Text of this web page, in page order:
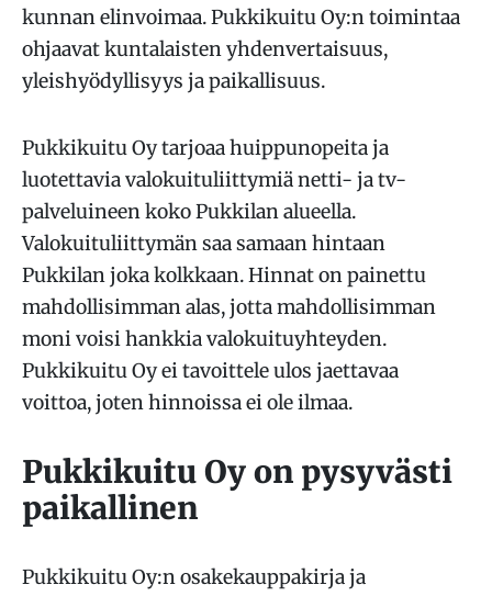
kunnan elinvoimaa. Pukkikuitu Oy:n toimintaa
ohjaavat kuntalaisten yhdenvertaisuus,
yleishyödyllisyys ja paikallisuus.
Pukkikuitu Oy tarjoaa huippunopeita ja
luotettavia valokuituliittymiä netti- ja tv-
palveluineen koko Pukkilan alueella.
Valokuituliittymän saa samaan hintaan
Pukkilan joka kolkkaan. Hinnat on painettu
mahdollisimman alas, jotta mahdollisimman
moni voisi hankkia valokuituyhteyden.
Pukkikuitu Oy ei tavoittele ulos jaettavaa
voittoa, joten hinnoissa ei ole ilmaa.
Pukkikuitu Oy on pysyvästi
paikallinen
Pukkikuitu Oy:n osakekauppakirja ja